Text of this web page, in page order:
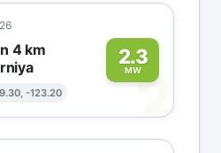
4 km
-123.20
2.3
MW2